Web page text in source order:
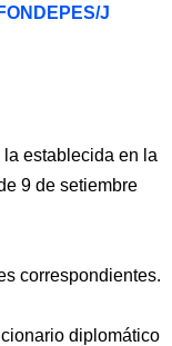
J
establecida en la
9 de setiembre
correspondientes.
diplomático